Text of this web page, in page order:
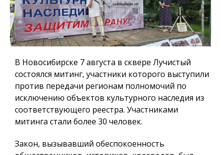
В Новосибирске 7 августа в сквере Лучистый
состоялся митинг, участники которого выступили
против передачи регионам полномочий по
исключению объектов культурного наследия из
соответствующего реестра. Участниками
митинга стали более 30 человек.
Закон, вызывавший обеспокоенность